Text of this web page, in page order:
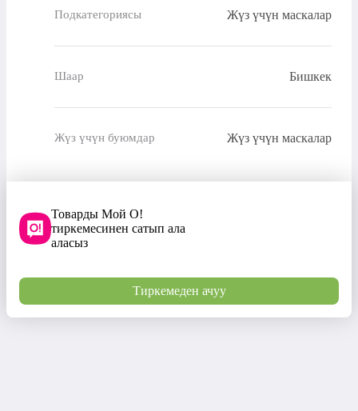
Подкатегориясы Жүз үчүн маскалар
Шаар Бишкек
Жүз үчүн буюмдар Жүз үчүн маскалар
Товарды Мой О!
тиркемесинен сатып ала
аласыз
Тиркемеден ачуу